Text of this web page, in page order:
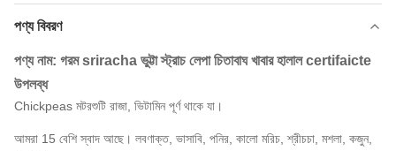
পণ্য বিবরণ
পণ্য নাম: গরম sriracha ভুট্টা স্ট্রাচ লেপা চিতাবাঘ খাবার হালাল certifaicte
উপলব্ধ
Chickpeas মটরশুটি রাজা, ভিটামিন পূর্ণ থাকে যা।
আমরা 15 বেশি স্বাদ আছে। লবণাক্ত, ভাসাবি, পনির, কালো মরিচ, শ্রীচচা, মশলা, কজুন,